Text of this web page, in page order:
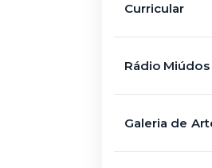
Curricular
Rádio Miúdos
Galeria de